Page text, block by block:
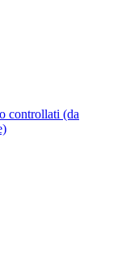
controllati (da